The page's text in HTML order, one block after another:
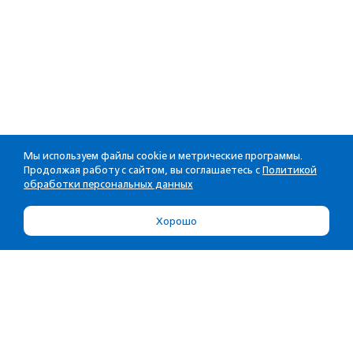
Мы используем файлы cookie и метрические программы.
Продолжая работу с сайтом, вы соглашаетесь с Политикой
обработки персональных данных
Хорошо